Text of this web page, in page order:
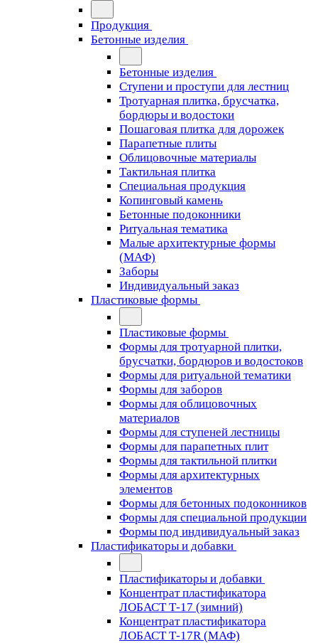
Продукция
Бетонные изделия
Бетонные изделия
Ступени и проступи для лестниц
Тротуарная плитка, брусчатка,
бордюры и водостоки
Пошаговая плитка для дорожек
Парапетные плиты
Облицовочные материалы
Тактильная плитка
Специальная продукция
Копинговый камень
Бетонные подоконники
Ритуальная тематика
Малые архитектурные формы
(МАФ)
Заборы
Индивидуальный заказ
Пластиковые формы
Пластиковые формы
Формы для тротуарной плитки,
брусчатки, бордюров и водостоков
Формы для ритуальной тематики
Формы для заборов
Формы для облицовочных
материалов
Формы для ступеней лестницы
Формы для парапетных плит
Формы для тактильной плитки
Формы для архитектурных
элементов
Формы для бетонных подоконников
Формы для специальной продукции
Формы под индивидуальный заказ
Пластификаторы и добавки
Пластификаторы и добавки
Концентрат пластификатора
ЛОБАСТ Т-17 (зимний)
Концентрат пластификатора
ЛОБАСТ Т-17R (МАФ)